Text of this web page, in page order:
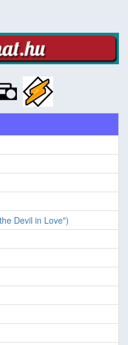
Devil in Love")